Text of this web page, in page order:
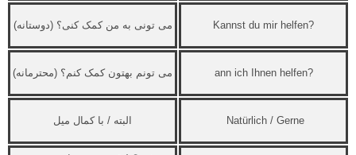
Kannst du mir helfen? می تونی به من کمک کنی؟ (دوستانه)
ann ich Ihnen helfen? می تونم بهتون کمک کنم؟ (محترمانه)
Natürlich / Gerne البته / با کمال میل